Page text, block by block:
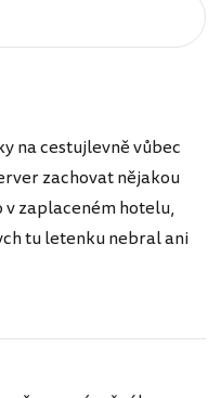
na cestujlevně vůbec
zachovat nějakou
v zaplaceném hotelu,
tu letenku nebral ani